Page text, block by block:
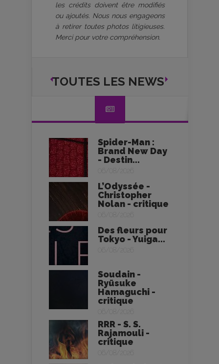
les crédits doivent être modifiés
ou ajoutés. Nous nous engageons
à retirer toutes photos litigieuses.
Merci pour votre compréhension.
TOUTES LES NEWS
Spider-Man :
Brand New Day
- Destin...
06/08/2026
L’Odyssée -
Christopher
Nolan - critique
06/08/2026
Des fleurs pour
Tokyo - Yuiga...
06/08/2026
Soudain -
Ryūsuke
Hamaguchi -
critique
06/08/2026
RRR - S. S.
Rajamouli -
critique
06/08/2026